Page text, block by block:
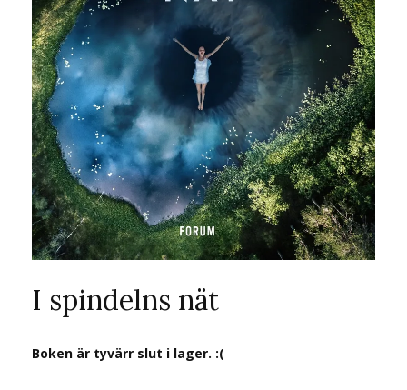
I spindelns nät
Boken är tyvärr slut i lager. :(